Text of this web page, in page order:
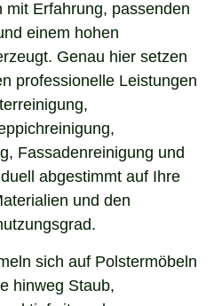
mit Erfahrung, passenden
einem hohen
Genau hier setzen
professionelle Leistungen
Fassadenreinigung und
abgestimmt auf Ihre
und den
sich auf Polstermöbeln
hinweg Staub,